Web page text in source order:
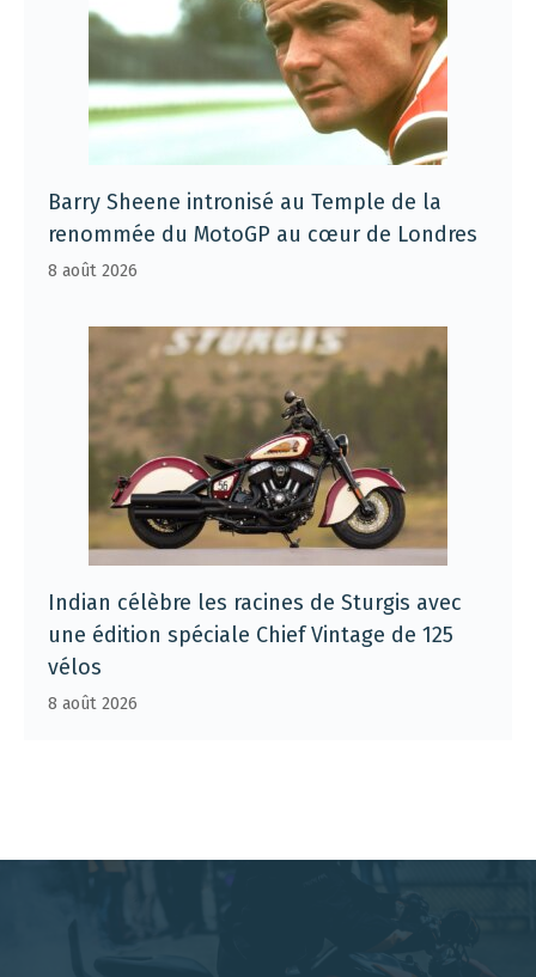
Barry Sheene intronisé au Temple de la
renommée du MotoGP au cœur de Londres
8 août 2026
Indian célèbre les racines de Sturgis avec
une édition spéciale Chief Vintage de 125
vélos
8 août 2026